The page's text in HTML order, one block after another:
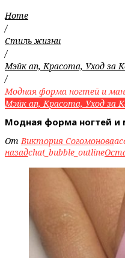
Home
/
Стиль жизни
/
Мэйк ап, Красота, Уход за
/
Модная форма ногтей и
Мэйк ап, Красота, Уход за
Модная форма ногтей и
ОтВиктория Согомонова
назадchat_bubble_outline